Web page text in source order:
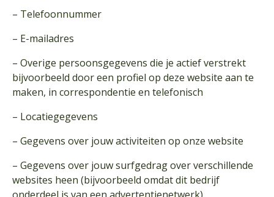
– Telefoonnummer
– E-mailadres
– Overige persoonsgegevens die je actief verstrekt
bijvoorbeeld door een profiel op deze website aan te
maken, in correspondentie en telefonisch
– Locatiegegevens
– Gegevens over jouw activiteiten op onze website
– Gegevens over jouw surfgedrag over verschillende
websites heen (bijvoorbeeld omdat dit bedrijf